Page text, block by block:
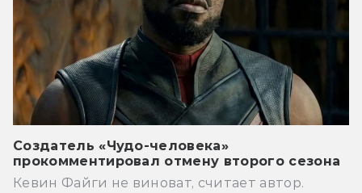
Создатель «Чудо-человека»
прокомментировал отмену второго сезона
Кевин Файги не виноват, считает автор.